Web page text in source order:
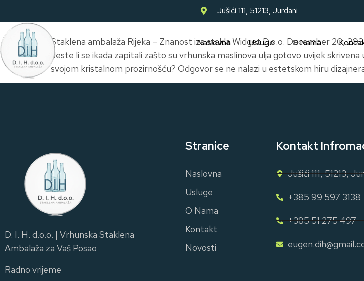
Jušići 111, 51213, Jurdani
Naslovna Usluge O Nama
Staklena ambalaža Rijeka – Znanost iza stakla Widget D.o.o. December 20,
Jeste li se ikada zapitali zašto su vrhunska maslinova ulja gotovo uvijek
svojom kristalnom prozirnošću? Odgovor se ne nalazi u estetskom hiru
D. I. H. d.o.o. | Vrhunska Staklena
Ambalaža za Vaš Posao
Radno vrijeme
Stranice
Naslovna
Usluge
O Nama
Kontakt
Novosti
Kontakt
Jušići 111, 51213,
+385 99 597 3138
+385 51 275 497